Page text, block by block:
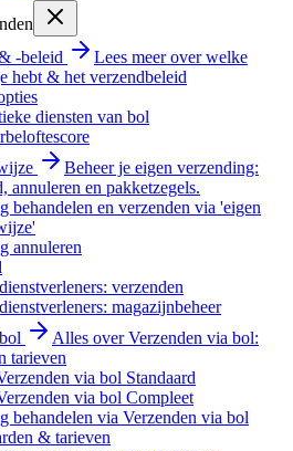
-beleid
Lees meer over welke
hebt & het verzendbeleid
diensten van bol
Beheer je eigen verzending:
annuleren en pakketzegels.
behandelen en verzenden via 'eigen
annuleren
verzenden
magazijnbeheer
Alles over Verzenden via bol:
tarieven
via bol Standaard
via bol Compleet
behandelen via Verzenden via bol
& tarieven